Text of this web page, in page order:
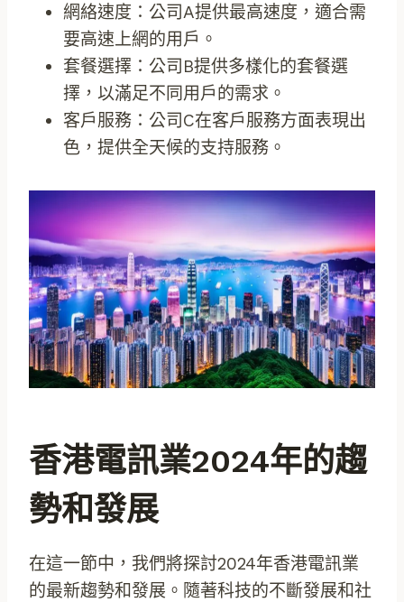
網絡速度：公司A提供最高速度，適合需
要高速上網的用戶。
套餐選擇：公司B提供多樣化的套餐選
擇，以滿足不同用戶的需求。
客戶服務：公司C在客戶服務方面表現出
色，提供全天候的支持服務。
香港電訊業2024年的趨
勢和發展
在這一節中，我們將探討2024年香港電訊業
的最新趨勢和發展。隨著科技的不斷發展和社